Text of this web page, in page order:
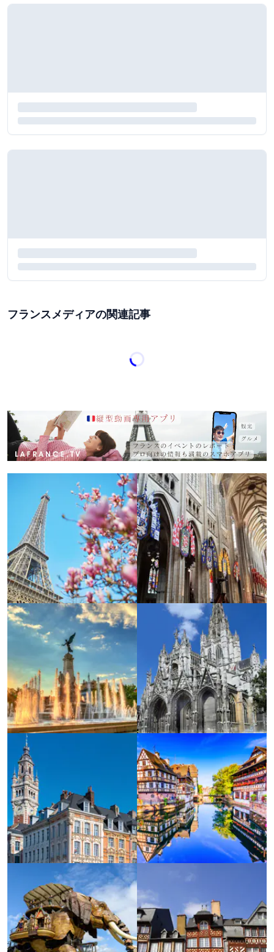
フランスメディアの関連記事